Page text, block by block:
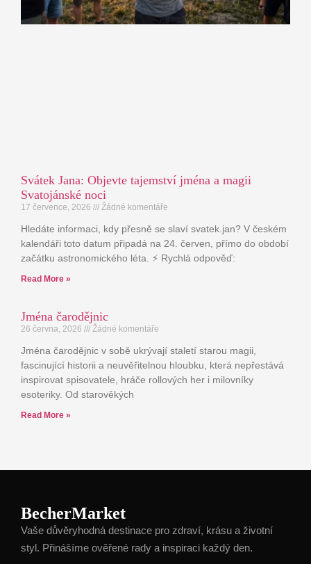
Svátek Jana: Objevte tajemství jména a magii
Svatojánské noci
17 července, 2026 Žádné komentáře
Hledáte informaci, kdy přesně se slaví svatek.jan? V českém
kalendáři toto datum připadá na 24. červen, přímo do období
začátku astronomického léta. ⚡ Rychlá odpověď:
Read More »
Jména čarodějnic
26 června, 2026 Žádné komentáře
Jména čarodějnic v sobě ukrývají staletí starou magii,
fascinující historii a neuvěřitelnou hloubku, která nepřestává
inspirovat spisovatele, hráče rollových her i milovníky
esoteriky. Od starověkých
Read More »
BecherMarket
Vaše důvěryhodná destinace pro zdraví, krásu a životní
styl. Přinášíme ověřené rady a inspiraci každý den.